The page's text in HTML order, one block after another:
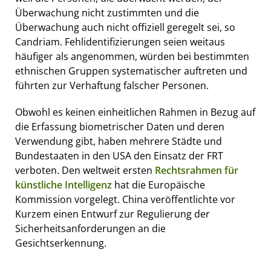
Überwachung nicht zustimmten und die
Überwachung auch nicht offiziell geregelt sei, so
Candriam. Fehlidentifizierungen seien weitaus
häufiger als angenommen, würden bei bestimmten
ethnischen Gruppen systematischer auftreten und
führten zur Verhaftung falscher Personen.
Obwohl es keinen einheitlichen Rahmen in Bezug auf
die Erfassung biometrischer Daten und deren
Verwendung gibt, haben mehrere Städte und
Bundestaaten in den USA den Einsatz der FRT
verboten. Den weltweit ersten Rechtsrahmen für
künstliche Intelligenz hat die Europäische
Kommission vorgelegt. China veröffentlichte vor
Kurzem einen Entwurf zur Regulierung der
Sicherheitsanforderungen an die
Gesichtserkennung.